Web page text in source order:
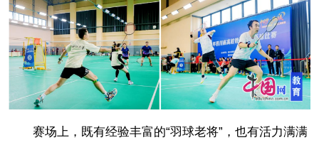
赛场上，既有经验丰富的“羽球老将”，也有活力满满